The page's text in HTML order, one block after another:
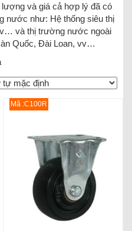
và giá cả hợp lý đã có
nước như: Hệ thống siêu thị
và thị trường nước ngoài
Quốc, Đài Loan, vv…
Mã :C100R